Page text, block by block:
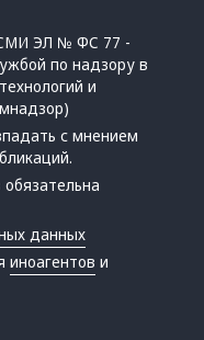
СМИ ЭЛ № ФС 77 -
по надзору в
и
с мнением
данных
иноагентов и